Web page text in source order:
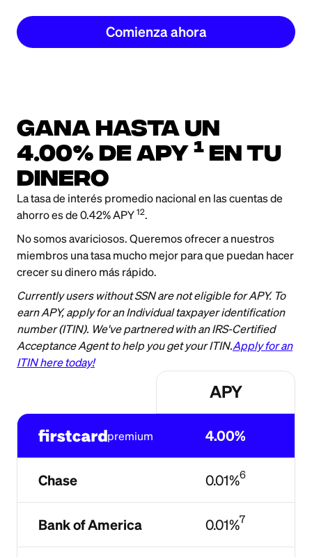
Comienza ahora
Gana hasta un
4.00% de APY 1 en tu
dinero
La tasa de interés promedio nacional en las cuentas de
ahorro es de 0.42% APY 12.
No somos avariciosos. Queremos ofrecer a nuestros
miembros una tasa mucho mejor para que puedan hacer
crecer su dinero más rápido.
Currently users without SSN are not eligible for APY. To
earn APY, apply for an Individual taxpayer identification
number (ITIN). We've partnered with an IRS-Certified
Acceptance Agent to help you get your ITIN.Apply for an
ITIN here today!
APY
premium 4.00%
Chase 0.01%6
Bank of America 0.01%7